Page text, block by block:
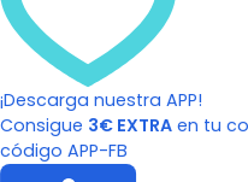
¡Descarga nuestra APP!
Consigue 3€ EXTRA en tu
código APP-FB